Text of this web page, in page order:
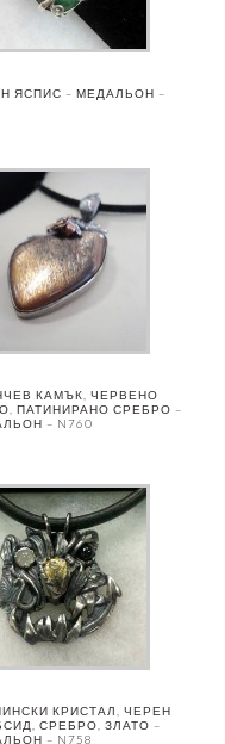
ЯСПИС – МЕДАЛЬОН –
КАМЪК, ЧЕРВЕНО
ПАТИНИРАНО СРЕБРО –
– N760
КРИСТАЛ, ЧЕРЕН
СРЕБРО, ЗЛАТО –
– N758